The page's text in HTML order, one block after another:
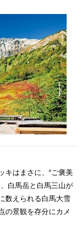
キはまさに、“ご褒美
白馬岳と白馬三山が
数えられる白馬大雪
の景観を存分にカメ